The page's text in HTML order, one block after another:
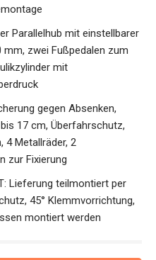
Parallelhub mit einstellbarer
zwei Fußpedalen zum
mit
gegen Absenken,
17 cm, Überfahrschutz,
4 Metallräder, 2
zur Fixierung
Lieferung teilmontiert per
45° Klemmvorrichtung,
montiert werden